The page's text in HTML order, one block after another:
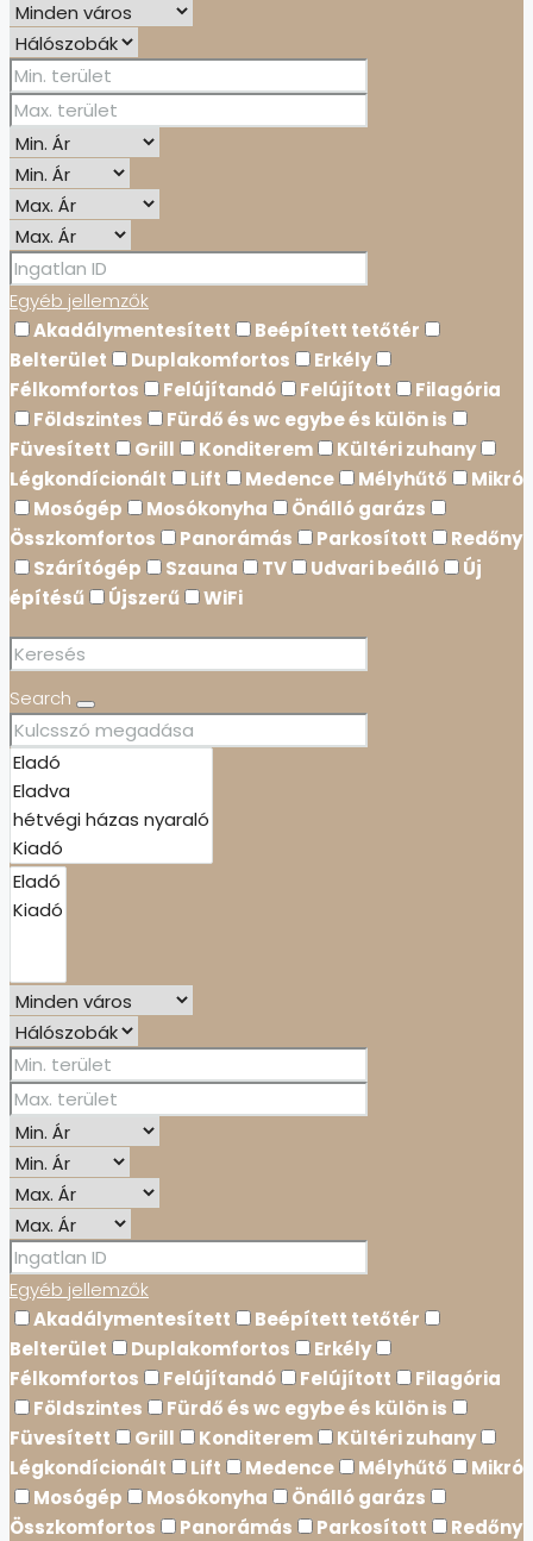
Egyéb jellemzők
Akadálymentesített
Beépített tetőtér
Belterület
Duplakomfortos
Erkély
Félkomfortos
Felújítandó Felújított
Filagória
Földszintes
Fürdő és wc egybe és külön is
Füvesített
Grill Konditerem
Kültéri zuhany
Légkondícionált
Lift Medence Mélyhűtő
Mikró
Mosógép
Mosókonyha
Önálló garázs
Összkomfortos
Panorámás Parkosított
Redőny
Szárítógép
Szauna TV Udvari beálló
Új
építésű
Újszerű WiFi
Search
Egyéb jellemzők
Akadálymentesített
Beépített tetőtér
Belterület
Duplakomfortos
Erkély
Félkomfortos
Felújítandó Felújított
Filagória
Földszintes
Fürdő és wc egybe és külön is
Füvesített
Grill Konditerem
Kültéri zuhany
Légkondícionált
Lift Medence Mélyhűtő
Mikró
Mosógép
Mosókonyha
Önálló garázs
Összkomfortos
Panorámás Parkosított
Redőny